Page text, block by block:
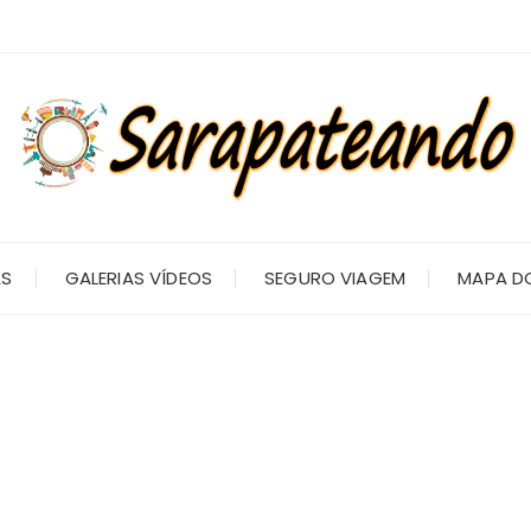
GALERIAS VÍDEOS SEGURO VIAGEM MAPA